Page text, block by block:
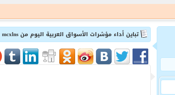
تباين أداء مؤشرات الأسواق العربية اليوم من mcxlns